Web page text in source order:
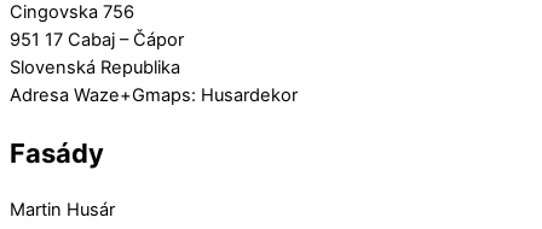
Cingovska 756
951 17 Cabaj – Čápor
Slovenská Republika
Adresa Waze+Gmaps: Husardekor
Fasády
Martin Husár